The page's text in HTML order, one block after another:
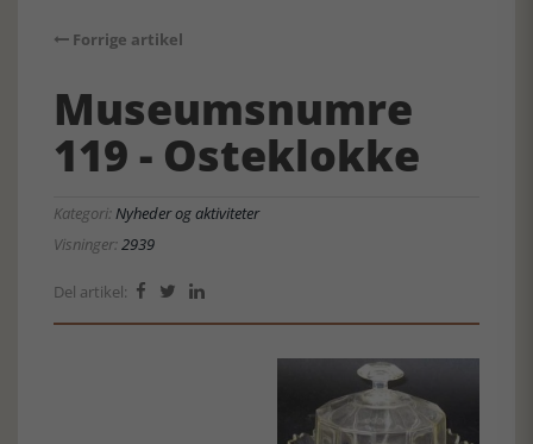
Forrige artikel
Museumsnumre
119 - Osteklokke
Kategori:Nyheder og aktiviteter
Visninger:2939
Del artikel:   